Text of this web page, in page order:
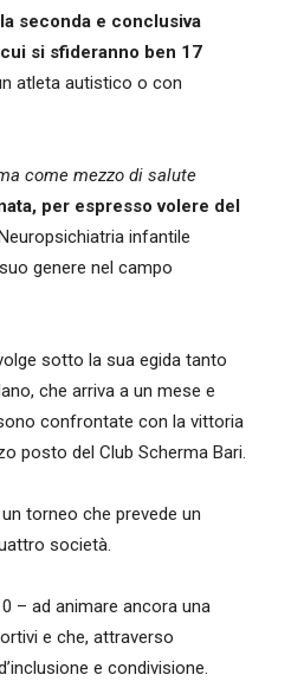
seconda e conclusiva
si sfideranno ben 17
atleta autistico o con
come mezzo di salute
per espresso volere del
infantile
genere nel campo
sotto la sua egida tanto
che arriva a un mese e
confrontate con la vittoria
posto del Club Scherma Bari.
torneo che prevede un
società.
– ad animare ancora una
e che, attraverso
e condivisione.